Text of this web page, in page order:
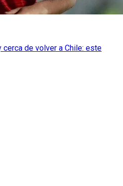
cerca de volver a Chile: este